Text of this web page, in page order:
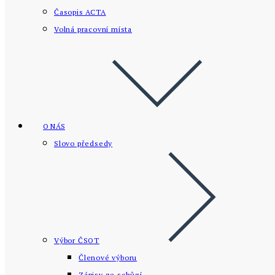
Časopis ACTA
Volná pracovní místa
O NÁS
Slovo předsedy
Výbor ČSOT
Členové výboru